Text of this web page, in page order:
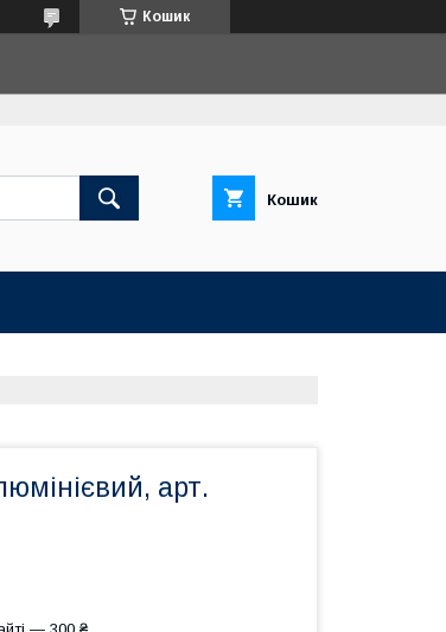
Кошик
Кошик
арт.